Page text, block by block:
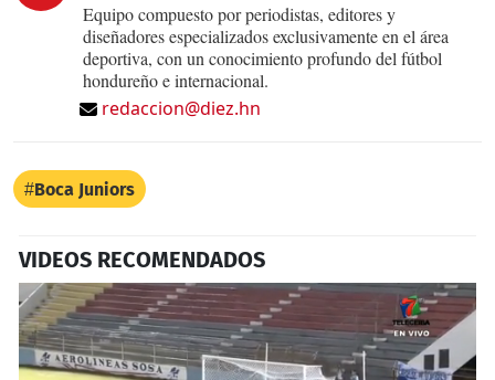
Equipo compuesto por periodistas, editores y
diseñadores especializados exclusivamente en el área
deportiva, con un conocimiento profundo del fútbol
hondureño e internacional.
redaccion@diez.hn
Boca Juniors
VIDEOS RECOMENDADOS